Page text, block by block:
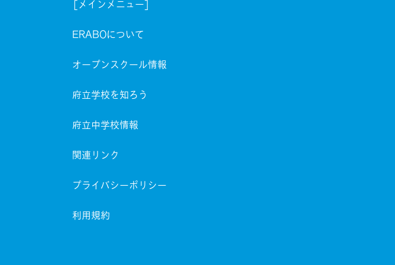
[メインメニュー]
ERABOについて
オープンスクール情報
府立学校を知ろう
府立中学校情報
関連リンク
プライバシーポリシー
利用規約